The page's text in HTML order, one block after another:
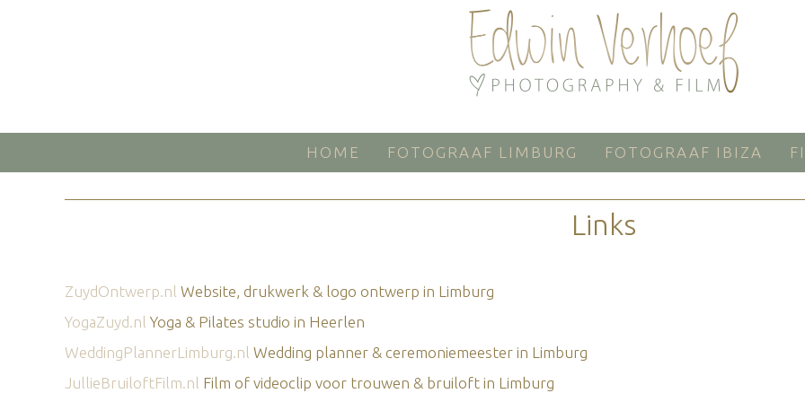
HOME FOTOGRAAF LIMBURG FOTOGRAAF IBIZA
Links
ZuydOntwerp.nl Website, drukwerk & logo ontwerp in Limburg
YogaZuyd.nl Yoga & Pilates studio in Heerlen
WeddingPlannerLimburg.nl Wedding planner & ceremoniemeester in Limburg
JullieBruiloftFilm.nl Film of videoclip voor trouwen & bruiloft in Limburg